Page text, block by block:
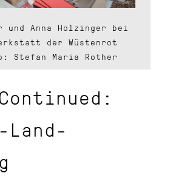
Anna Holzinger bei
der Wüstenrot
Stefan Maria Rother